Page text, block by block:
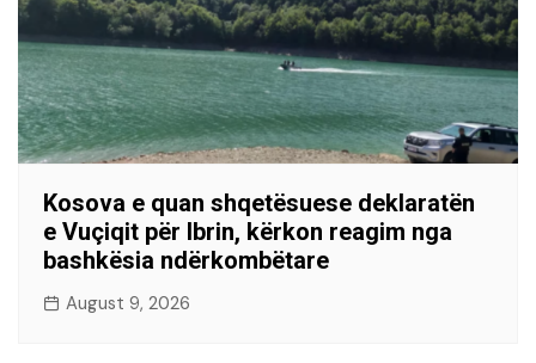
Kosova e quan shqetësuese deklaratën
e Vuçiqit për Ibrin, kërkon reagim nga
bashkësia ndërkombëtare
August 9, 2026